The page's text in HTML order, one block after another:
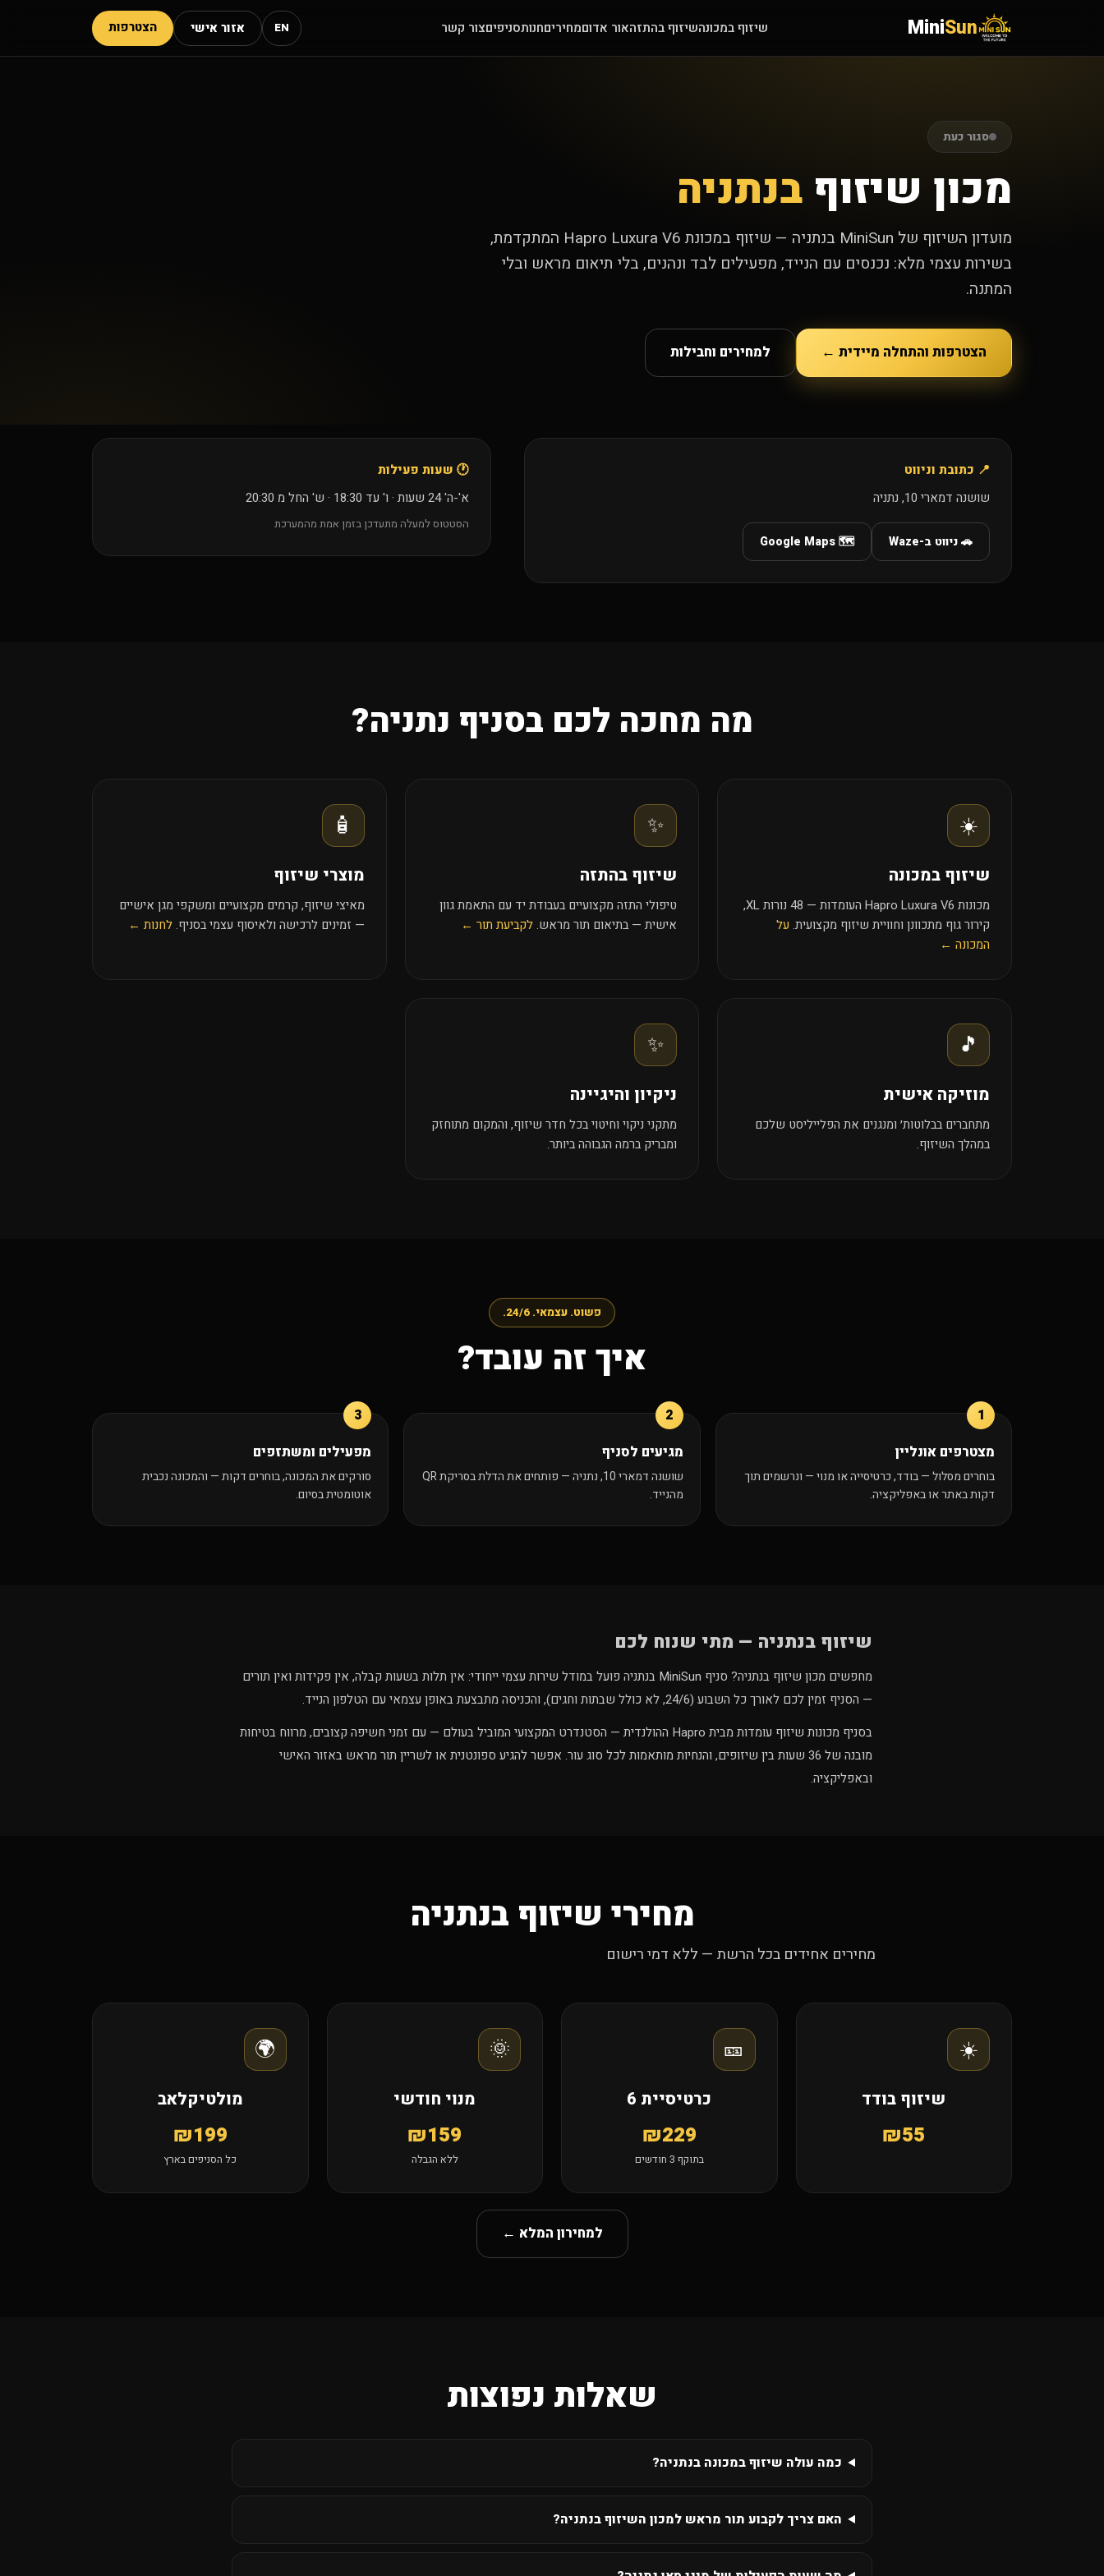
MiniSun שיזוף במכונהשיזוף בהתזהאור אדוםמחיריםחנותסניפיםצור קשר EN אזור אישי הצטרפות
סגור כעת
מכון שיזוף בנתניה
מועדון השיזוף של MiniSun בנתניה — שיזוף במכונת Hapro Luxura V6 המתקדמת,
בשירות עצמי מלא: נכנסים עם הנייד, מפעילים לבד ונהנים, בלי תיאום מראש ובלי
המתנה.
הצטרפות והתחלה מיידית ← למחירים וחבילות
📍 כתובת וניווט
שושנה דמארי 10, נתניה
🚗 ניווט ב-Waze 🗺️ Google Maps
🕐 שעות פעילות
א'-ה' 24 שעות · ו' עד 18:30 · ש' החל מ 20:30
הסטטוס למעלה מתעדכן בזמן אמת מהמערכת
מה מחכה לכם בסניף נתניה?
☀️
שיזוף במכונה
מכונות Hapro Luxura V6 העומדות — 48 נורות XL,
קירור גוף מתכוונן וחוויית שיזוף מקצועית. על
המכונה ←
✨
שיזוף בהתזה
טיפולי התזה מקצועיים בעבודת יד עם התאמת גוון
אישית — בתיאום תור מראש.לקביעת תור ←
🧴
מוצרי שיזוף
מאיצי שיזוף, קרמים מקצועיים ומשקפי מגן אישיים
— זמינים לרכישה ולאיסוף עצמי בסניף.לחנות ←
🎵
מוזיקה אישית
מתחברים בבלוטות׳ ומנגנים את הפלייליסט שלכם
במהלך השיזוף.
✨
ניקיון והיגיינה
מתקני ניקוי וחיטוי בכל חדר שיזוף, והמקום מתוחזק
ומבריק ברמה הגבוהה ביותר.
פשוט. עצמאי. 24/6.
איך זה עובד?
מצטרפים אונליין
בוחרים מסלול — בודד, כרטיסייה או מנוי — ונרשמים תוך
דקות באתר או באפליקציה.
מגיעים לסניף
שושנה דמארי 10, נתניה — פותחים את הדלת בסריקת QR
מהנייד.
מפעילים ומשתזפים
סורקים את המכונה, בוחרים דקות — והמכונה נכבית
אוטומטית בסיום.
שיזוף בנתניה — מתי שנוח לכם
מחפשים מכון שיזוף בנתניה? סניף MiniSun בנתניה פועל במודל שירות עצמי ייחודי: אין תלות בשעות קבלה, אין פקידות ואין תורים
— הסניף זמין לכם לאורך כל השבוע (24/6, לא כולל שבתות וחגים), והכניסה מתבצעת באופן עצמאי עם הטלפון הנייד.
בסניף מכונות שיזוף עומדות מבית Hapro ההולנדית — הסטנדרט המקצועי המוביל בעולם — עם זמני חשיפה קצובים, מרווח בטיחות
מובנה של 36 שעות בין שיזופים, והנחיות מותאמות לכל סוג עור. אפשר להגיע ספונטנית או לשריין תור מראש באזור האישי
ובאפליקציה.
מחירי שיזוף בנתניה
מחירים אחידים בכל הרשת — ללא דמי רישום
☀️
שיזוף בודד
₪55
🎫
כרטיסיית 6
₪229
בתוקף 3 חודשים
🌞
מנוי חודשי
₪159
ללא הגבלה
🌍
מולטיקלאב
₪199
כל הסניפים בארץ
למחירון המלא ←
שאלות נפוצות
כמה עולה שיזוף במכונה בנתניה?
האם צריך לקבוע תור מראש למכון השיזוף בנתניה?